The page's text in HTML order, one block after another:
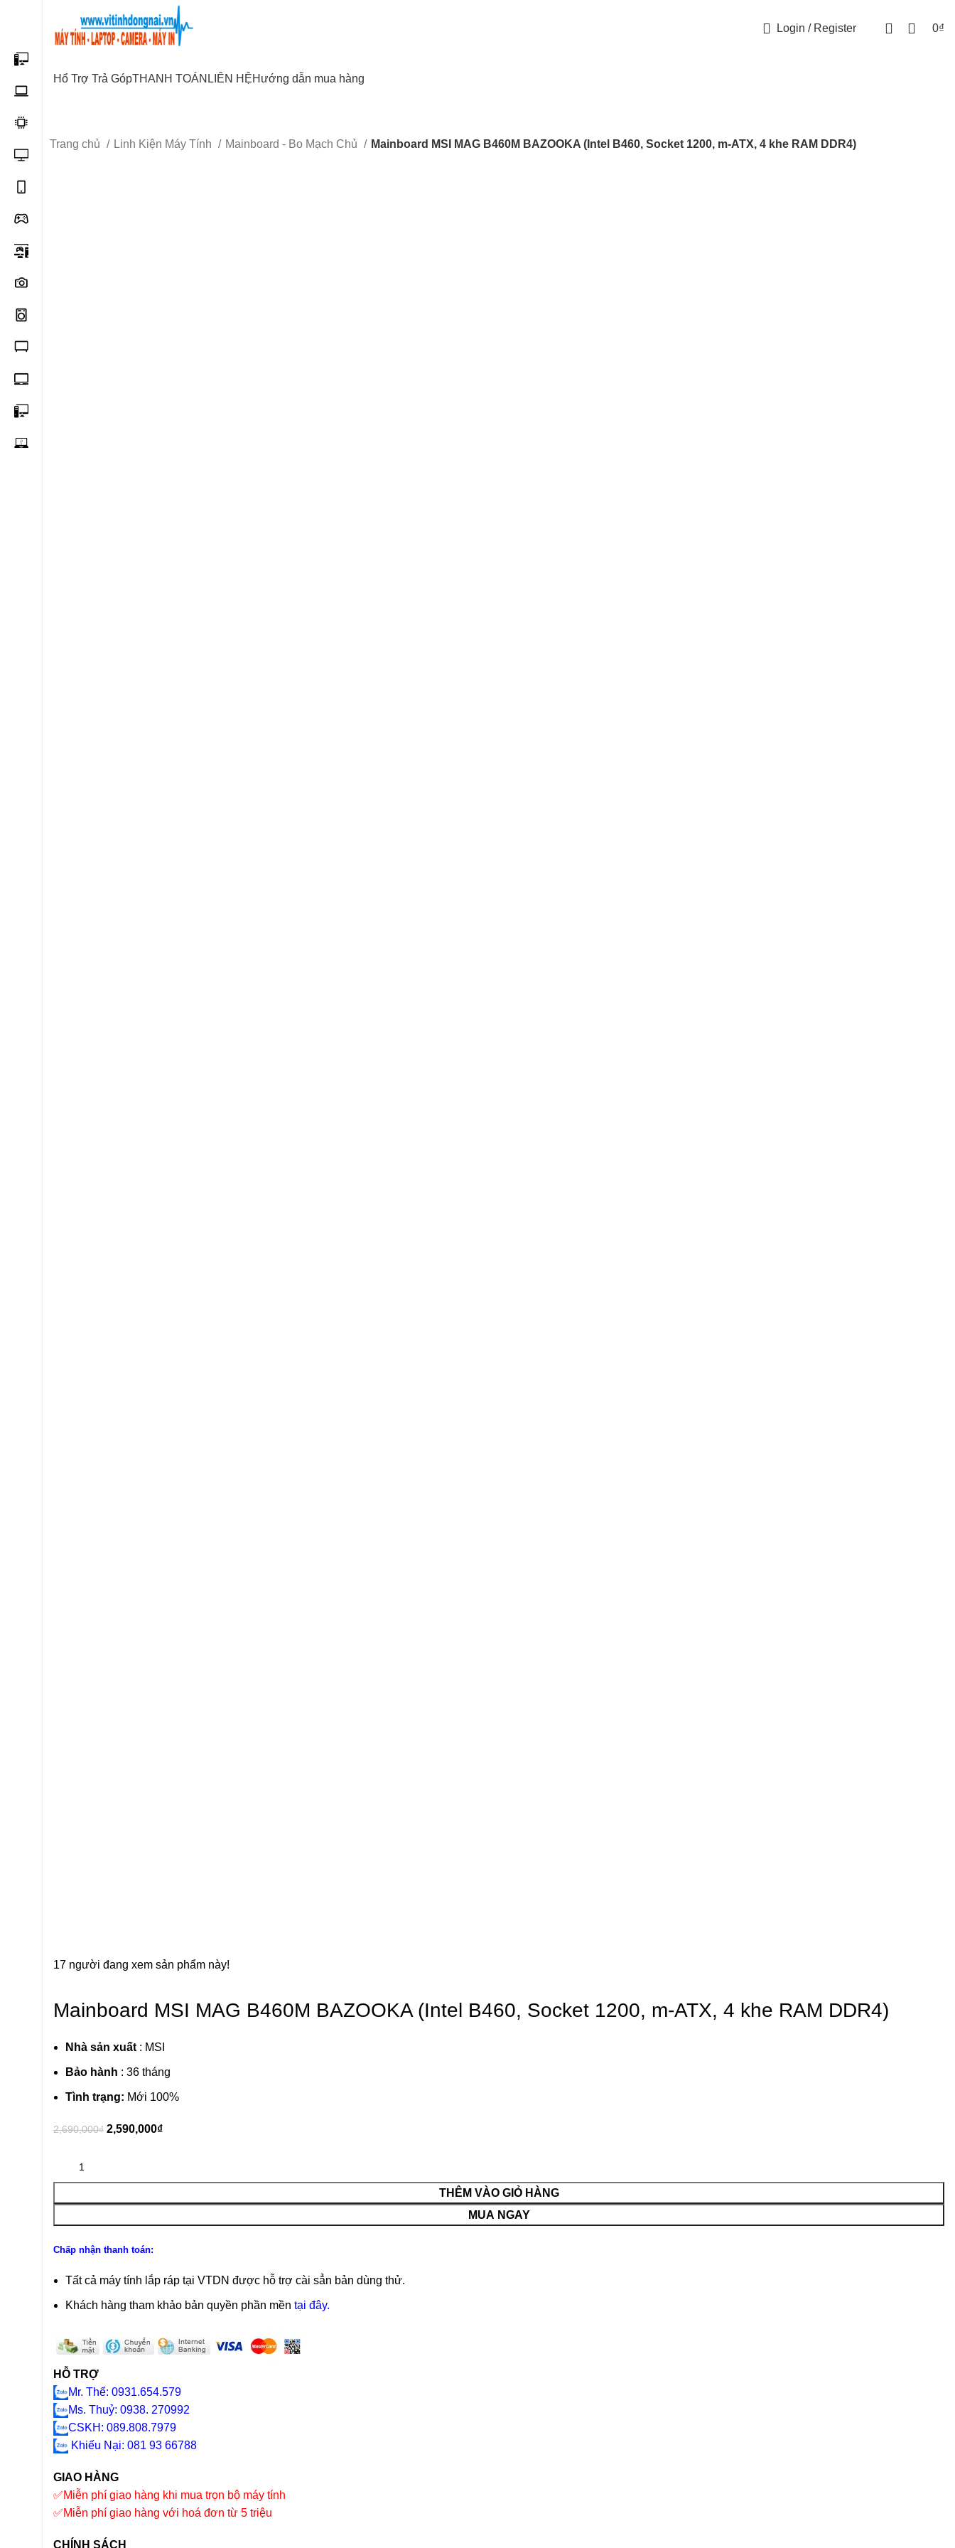
Login / Register 0₫
Hổ Trợ Trả GópTHANH TOÁN LIÊN HỆHướng dẫn mua hàng
Trang chủ Linh Kiện Máy Tính Mainboard - Bo Mạch Chủ Mainboard MSI MAG B460M BAZOOKA (Intel B460, Socket 1200, m-ATX, 4 khe RAM DDR4)
17 người đang xem sản phẩm này!
Mainboard MSI MAG B460M BAZOOKA (Intel B460, Socket 1200, m-ATX, 4 khe RAM DDR4)
Nhà sản xuất: MSI
Bảo hành : 36 tháng
Tình trạng: Mới 100%
2,690,000₫ 2,590,000₫
THÊM VÀO GIỎ HÀNG
MUA NGAY
Chấp nhận thanh toán:
Tất cả máy tính lắp ráp tại VTDN được hỗ trợ cài sẳn bản dùng thử.
Khách hàng tham khảo bản quyền phần mền tại đây.
HỖ TRỢ
Mr. Thể: 0931.654.579
Ms. Thuỷ: 0938. 270992
CSKH: 089.808.7979
Khiếu Nại: 081 93 66788
GIAO HÀNG
✅Miễn phí giao hàng khi mua trọn bộ máy tính
✅Miễn phí giao hàng với hoá đơn từ 5 triệu
CHÍNH SÁCH
Start typing to see posts you are looking for.